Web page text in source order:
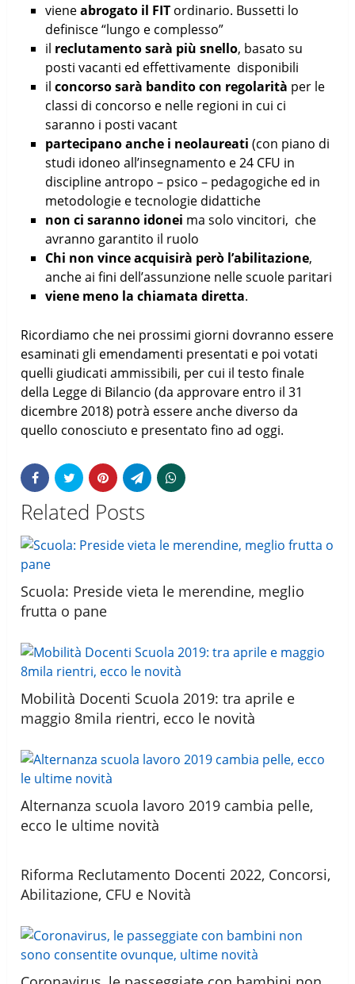
vieneabrogato il FITordinario. Bussetti lo
definisce “lungo e complesso”
il reclutamento sarà più snello, basato su
posti vacanti ed effettivamente disponibili
il concorso sarà bandito con regolarità per le
classi di concorso e nelle regioni in cui ci
saranno i posti vacant
partecipano anche i neolaureati (con piano di
studi idoneo all’insegnamento e 24 CFU in
discipline antropo – psico – pedagogiche ed in
metodologie e tecnologie didattiche
non ci saranno idonei ma solo vincitori, che
avranno garantito il ruolo
Chi non vince acquisirà però l’abilitazione,
anche ai fini dell’assunzione nelle scuole paritari
viene meno la chiamata diretta.
Ricordiamo che nei prossimi giorni dovranno essere
esaminati gli emendamenti presentati e poi votati
quelli giudicati ammissibili, per cui il testo finale
della Legge di Bilancio (da approvare entro il 31
dicembre 2018) potrà essere anche diverso da
quello conosciuto e presentato fino ad oggi.
Related Posts
Scuola: Preside vieta le merendine, meglio
frutta o pane
Mobilità Docenti Scuola 2019: tra aprile e
maggio 8mila rientri, ecco le novità
Alternanza scuola lavoro 2019 cambia pelle,
ecco le ultime novità
Riforma Reclutamento Docenti 2022, Concorsi,
Abilitazione, CFU e Novità